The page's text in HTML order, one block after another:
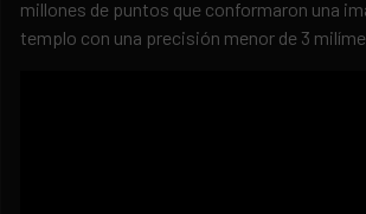
millones de puntos que conformaron una
templo con una precisión menor de 3